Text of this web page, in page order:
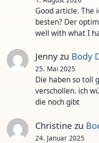
Good article. The
besten? Der
well with what I
Jennyzu Body
25. Mai 2025
Die haben so toll
verschollen. ich
die noch gibt
Christinezu
24. Januar 2025